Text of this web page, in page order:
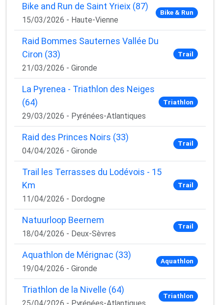
Bike and Run de Saint Yrieix (87)
15/03/2026 - Haute-Vienne
Bike & Run
Raid Bommes Sauternes Vallée Du
Ciron (33)
21/03/2026 - Gironde
Trail
La Pyrenea - Triathlon des Neiges
(64)
29/03/2026 - Pyrénées-Atlantiques
Triathlon
Raid des Princes Noirs (33)
04/04/2026 - Gironde
Trail
Trail les Terrasses du Lodévois - 15
Km
11/04/2026 - Dordogne
Trail
Natuurloop Beernem
18/04/2026 - Deux-Sèvres
Trail
Aquathlon de Mérignac (33)
19/04/2026 - Gironde
Aquathlon
Triathlon de la Nivelle (64)
Triathlon